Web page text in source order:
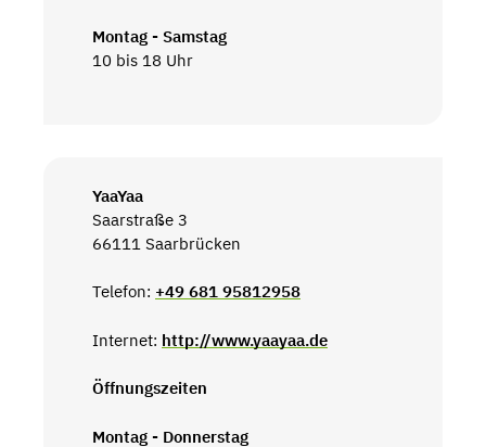
Montag - Samstag
10 bis 18 Uhr
YaaYaa
Saarstraße 3
66111 Saarbrücken
Telefon: +49 681 95812958
Internet: http://www.yaayaa.de
Öffnungszeiten
Montag - Donnerstag